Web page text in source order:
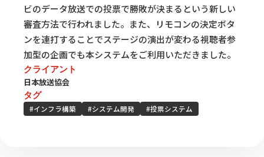
ビのデータ放送での投票で勝敗が決まるという新しい
審査方法で行われました。また、リモコンの決定ボタ
ンを連打することでステージの演出が変わる視聴者参
加型の企画でも本システムをご利用いただきました。
クライアント
日本放送協会
タグ
#インフラ構築 #システム開発 #投票システム